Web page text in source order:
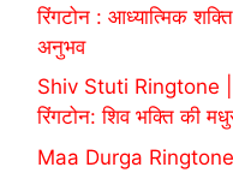
रिंगटोन : आध्यात्मिक
अनुभव
Shiv Stuti Ringtone |
रिंगटोन: शिव भक्ति की
Maa Durga Ringtone |